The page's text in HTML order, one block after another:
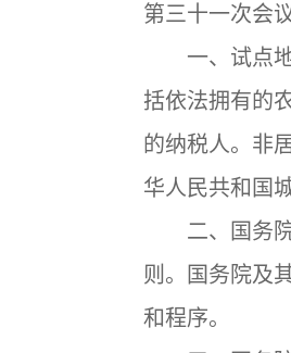
第三十一次会
一、试点地
括依法拥有的
的纳税人。非
华人民共和国
二、国务院
则。国务院及
和程序。